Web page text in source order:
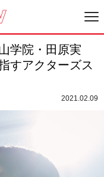
学院・田原実
すアクターズス
2021.02.09